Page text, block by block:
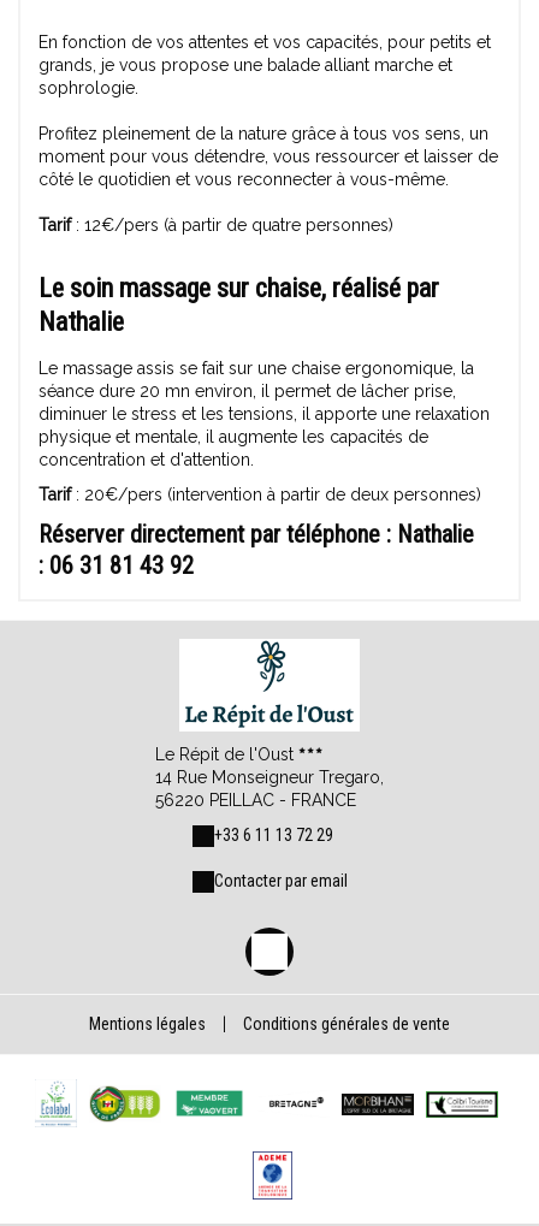
En fonction de vos attentes et vos capacités, pour petits et
grands, je vous propose une balade alliant marche et
sophrologie.
Profitez pleinement de la nature grâce à tous vos sens, un
moment pour vous détendre, vous ressourcer et laisser de
côté le quotidien et vous reconnecter à vous-même.
Tarif: 12€/pers (à partir de quatre personnes)
Le soin massage sur chaise, réalisé par
Nathalie
Le massage assis se fait sur une chaise ergonomique, la
séance dure 20 mn environ, il permet de lâcher prise,
diminuer le stress et les tensions, il apporte une relaxation
physique et mentale, il augmente les capacités de
concentration et d'attention.
Tarif: 20€/pers (intervention à partir de deux personnes)
Réserver directement par téléphone : Nathalie
: 06 31 81 43 92
Le Répit de l'Oust
14 Rue Monseigneur Tregaro,
56220 PEILLAC - FRANCE
+33 6 11 13 72 29
Contacter par email
Mentions légales Conditions générales de vente